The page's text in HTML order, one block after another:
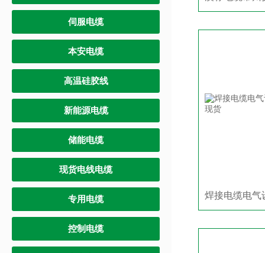
伺服电缆
本安电缆
高温硅胶线
新能源电缆
储能电缆
现货电线电缆
专用电缆
控制电缆